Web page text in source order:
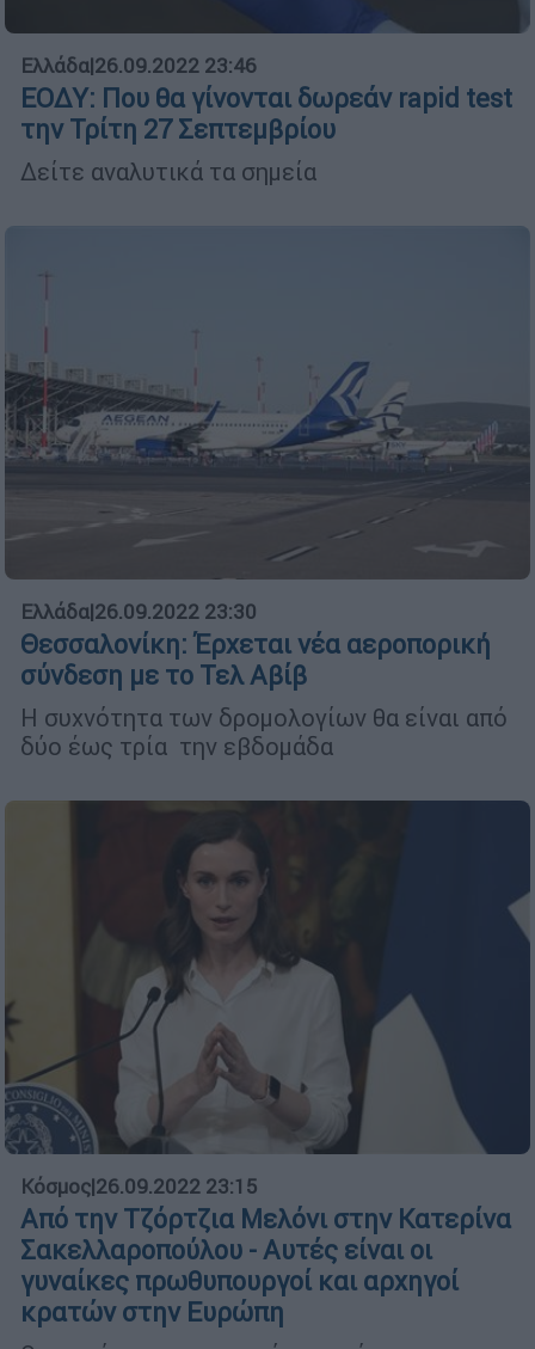
Ελλάδα|26.09.2022 23:46
ΕΟΔΥ: Που θα γίνονται δωρεάν rapid test
την Τρίτη 27 Σεπτεμβρίου
Δείτε αναλυτικά τα σημεία
Ελλάδα|26.09.2022 23:30
Θεσσαλονίκη: Έρχεται νέα αεροπορική
σύνδεση με το Τελ Αβίβ
Η συχνότητα των δρομολογίων θα είναι από
δύο έως τρία την εβδομάδα
Κόσμος|26.09.2022 23:15
Από την Τζόρτζια Μελόνι στην Κατερίνα
Σακελλαροπούλου - Αυτές είναι οι
γυναίκες πρωθυπουργοί και αρχηγοί
κρατών στην Ευρώπη